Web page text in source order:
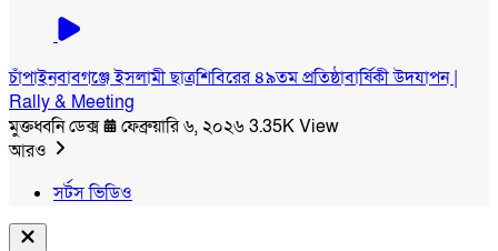
চাঁপাইনবাবগঞ্জে ইসলামী ছাত্রশিবিরের ৪৯তম প্রতিষ্ঠাবার্ষিকী উদযাপন |
Rally & Meeting
মুক্তধ্বনি ডেক্স
ফেব্রুয়ারি ৬, ২০২৬3.35K View
আরও
সর্টস ভিডিও